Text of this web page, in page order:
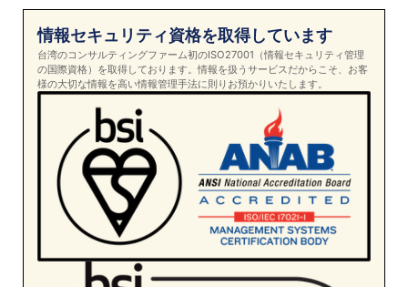
情報セキュリティ資格を取得しています
台湾のコンサルティングファーム初のISO27001（情報セキュリティ管理
の国際資格）を取得しております。情報を扱うサービスだからこそ、お客
様の大切な情報を高い情報管理手法に則りお預かりいたします。